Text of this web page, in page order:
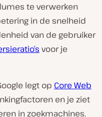
te verwerken
in de snelheid
van de gebruiker
voor je
legt op Core Web
en je ziet
in zoekmachines.